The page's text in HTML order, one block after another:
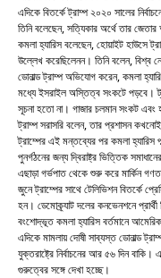
এদিকে বিতর্কে ট্রাম্প ২০২০ সালের
তিনি বলেছেন, সত্যিকার অর্থে তার
কমলা হ্যারিস বলেছেন, হোয়াইট হাউসে
উল্লেখ করেছিলেনন। তিনি বলেন, বিশ্ব
ডোনাল্ড ট্রাম্প অভিযোগ করেন, কমলা
মধ্যে ইসরাইল অস্তিত্ব সংকটে পড়বে।
সূচনা হতো না। গাজার চলমান সংকট এবং
ট্রাম্প সরাসরি বলেন, তার প্রশাসন
ট্রাম্পের এই মন্তব্যের পর কমলা হ্যারিস
পুনর্গঠনের জন্য দ্বিরাষ্ট্র ভিত্তিক
এছাড়া গর্ভপাত থেকে শুরু করে মার্কিন
জুনে ট্রাম্পের সাথে টেলিভিশন বিতর্কে
হন। ডেমোক্র্যাট দলের কনভেনশনে
বংশোদ্ভূত কমলা হ্যারিস বর্তমানে
এদিকে মামলায় দোষী সাব্যস্ত ডোনাল্ড
যুক্তরাষ্ট্রে নির্বাচনের আর ৫৬ দিন
গুরুত্বের সঙ্গে দেখা হচ্ছে।